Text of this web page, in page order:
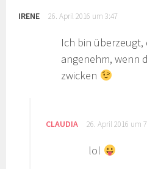
IRENE 26. April 2016 um 3:47
Ich bin überzeugt,
angenehm, wenn
zwicken
CLAUDIA 26. April 2016 um
lol